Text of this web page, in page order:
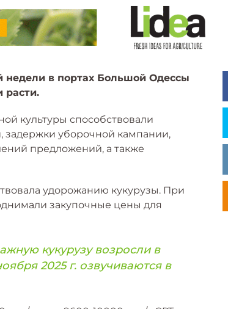
в портах Большой Одессы
расти.
культуры способствовали
задержки уборочной кампании,
предложений, а также
удорожанию кукурузы. При
закупочные цены для
кукурузу возросли в
2025 г. озвучиваются в